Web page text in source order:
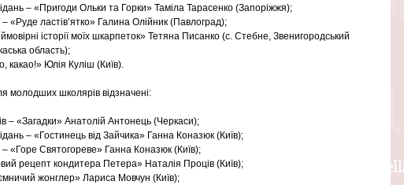
– «Пригоди Ольки та Горки» Таміла Тарасенко (Запоріжжя);
«Руде ластів’ятко» Галина Олійник (Павлоград);
історії моїх шкарпеток» Тетяна Писанко (с. Стебне, Звенигородський
область);
какао!» Юлія Куліш (Київ).
молодших школярів відзначені:
– «Загадки» Анатолій Антонець (Черкаси);
– «Гостинець від Зайчика» Ганна Коназюк (Київ);
– «Горе Святогореве» Ганна Коназюк (Київ);
рецепт кондитера Петера» Наталія Проців (Київ);
жонглер» Лариса Мовчун (Київ);